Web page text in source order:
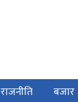
राजनीति बजार